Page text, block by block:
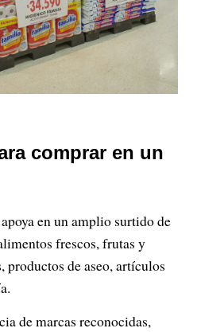
comprar en un
en un amplio surtido de
frescos, frutas y
productos de aseo, artículos
de marcas reconocidas,